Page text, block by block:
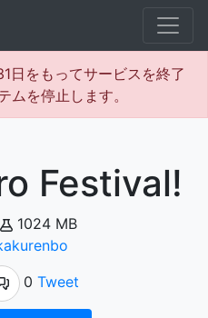
をもってサービスを終了
ムを停止します。
Festival!
1024 MB
0 Tweet